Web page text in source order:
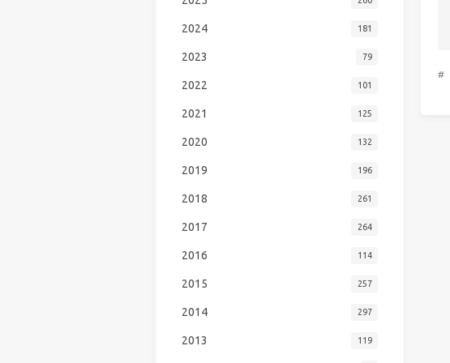
#
2024 181
2023 79
2022 101
2021 125
2020 132
2019 196
2018 261
2017 264
2016 114
2015 257
2014 297
2013 119